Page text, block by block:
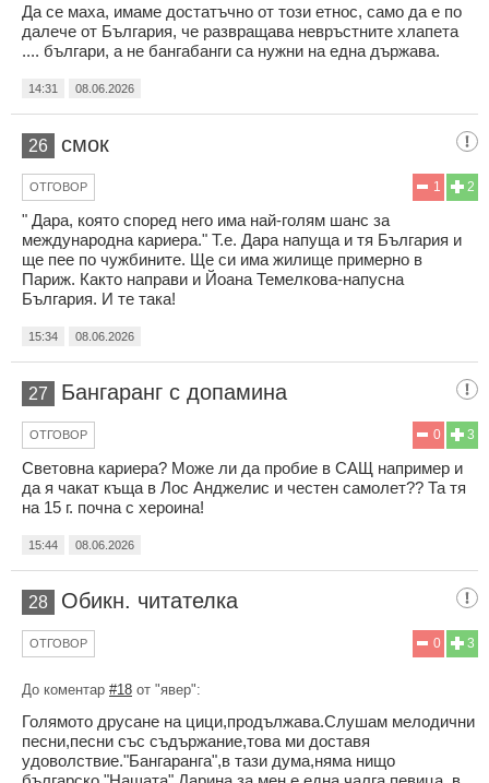
Да се маха, имаме достатъчно от този етнос, само да е по
далече от България, че развращава невръстните хлапета
.... българи, а не бангабанги са нужни на една държава.
14:31 08.06.2026
26 смок
2
1
ОТГОВОР
" Дара, която според него има най-голям шанс за
международна кариера." Т.е. Дара напуща и тя България и
ще пее по чужбините. Ще си има жилище примерно в
Париж. Както направи и Йоана Темелкова-напусна
България. И те така!
15:34 08.06.2026
27 Бангаранг с допамина
3
0
ОТГОВОР
Световна кариера? Може ли да пробие в САЩ например и
да я чакат къща в Лос Анджелис и честен самолет?? Та тя
на 15 г. почна с хероина!
15:44 08.06.2026
28 Обикн. читателка
3
0
ОТГОВОР
До коментар #18 от "явер":
Голямото друсане на цици,продължава.Слушам мелодични
песни,песни със съдържание,това ми доставя
удоволствие."Бангаранга",в тази дума,няма нищо